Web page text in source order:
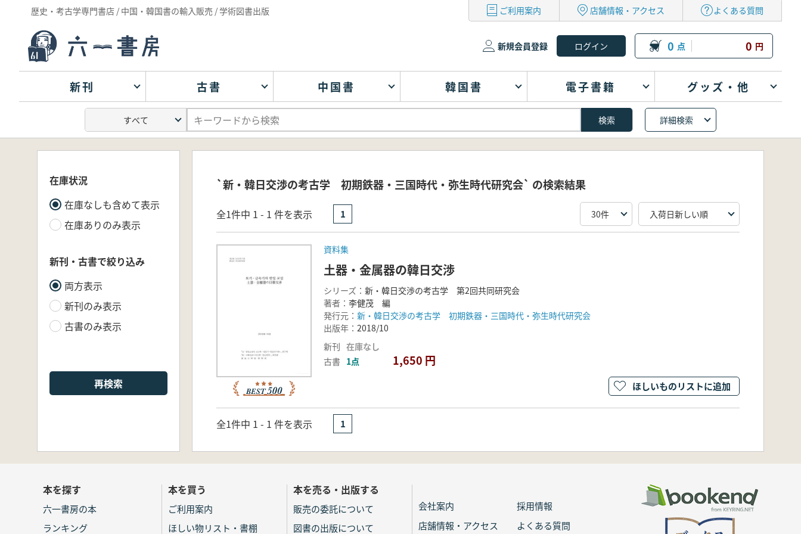
歴史・考古学専門書店 / 中国・韓国書の輸入販売 / 学術図書出版 ご利用案内 店舗情報・アクセス よくある質問
新規会員登録 0 点 0 円
新刊 古書 中国書 韓国書 電子書籍 グッズ・他
詳細検索
在庫状況
在庫なしも含めて表示
在庫ありのみ表示
新刊・古書で絞り込み
両方表示
新刊のみ表示
古書のみ表示
再検索
`新・韓日交渉の考古学 初期鉄器・三国時代・弥生時代研究会` の検索結果
全1件中 1 - 1 件を表示 1
資料集
土器・金属器の韓日交渉
シリーズ： 新・韓日交渉の考古学 第2回共同研究会
著者： 李健茂 編
発行元： 新・韓日交渉の考古学 初期鉄器・三国時代・弥生時代研究会
出版年： 2018/10
新刊 在庫なし
古書 1点 1,650 円
ほしいものリストに追加
全1件中 1 - 1 件を表示 1
本を探す
六一書房の本
ランキング
本を買う
ご利用案内
ほしい物リスト・書棚
本を売る・出版する
販売の委託について
図書の出版について
会社案内
採用情報
店舗情報・アクセス
よくある質問